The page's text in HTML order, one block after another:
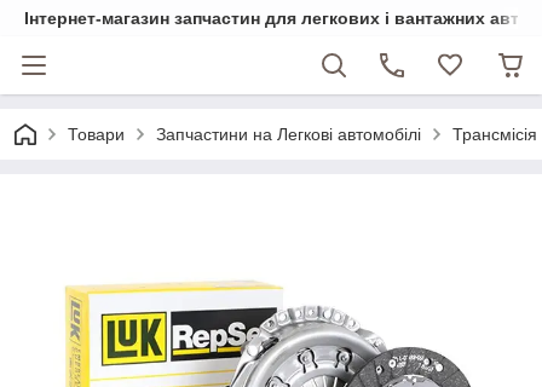
Інтернет-магазин запчастин для легкових і вантажних
Товари Запчастини на Легкові автомобілі Трансмісія